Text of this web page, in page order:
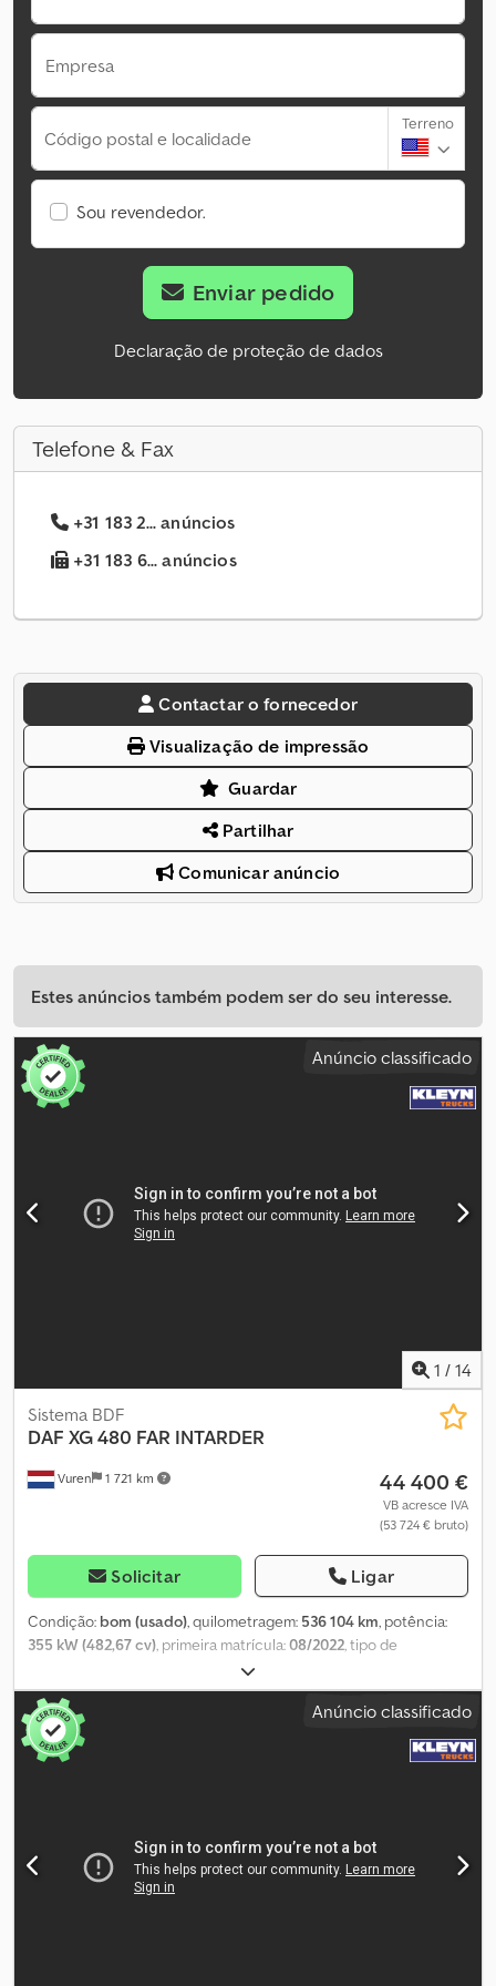
Empresa
Código postal e localidade
Terreno
Sou revendedor.
Enviar pedido
Declaração de proteção de dados
Telefone & Fax
+31 183 2... anúncios
+31 183 6... anúncios
Contactar o fornecedor
Visualização de impressão
Guardar
Partilhar
Comunicar anúncio
Estes anúncios também podem ser do seu interesse.
Anúncio classificado
1 / 14
Vuren 1 721 km
Sistema BDF
DAF XG 480 FAR INTARDER
44 400 €
VB acresce IVA
(53 724 € bruto)
Solicitar Ligar
Condição: bom (usado), quilometragem: 536 104 km, potência:
355 kW (482,67 cv) , primeira matrícula:08/2022 , tipo de
, tamanho do pneu:
de eixo:6x2, distância entre eixos:5 050 mm, combustível:diesel,
travões:retardador , cabina do condutor:cabina-
cama , tipo de engrenagem:
, número de velocidades:
12, classe de emissão:
, comprimento total:
condicionado, controlo de tração, controlo de velocidade de
cruzeiro, espelho retrovisor elétrico, fecho centralizado,
regulação eléctrica dos vidros, retardador
Anúncio classificado